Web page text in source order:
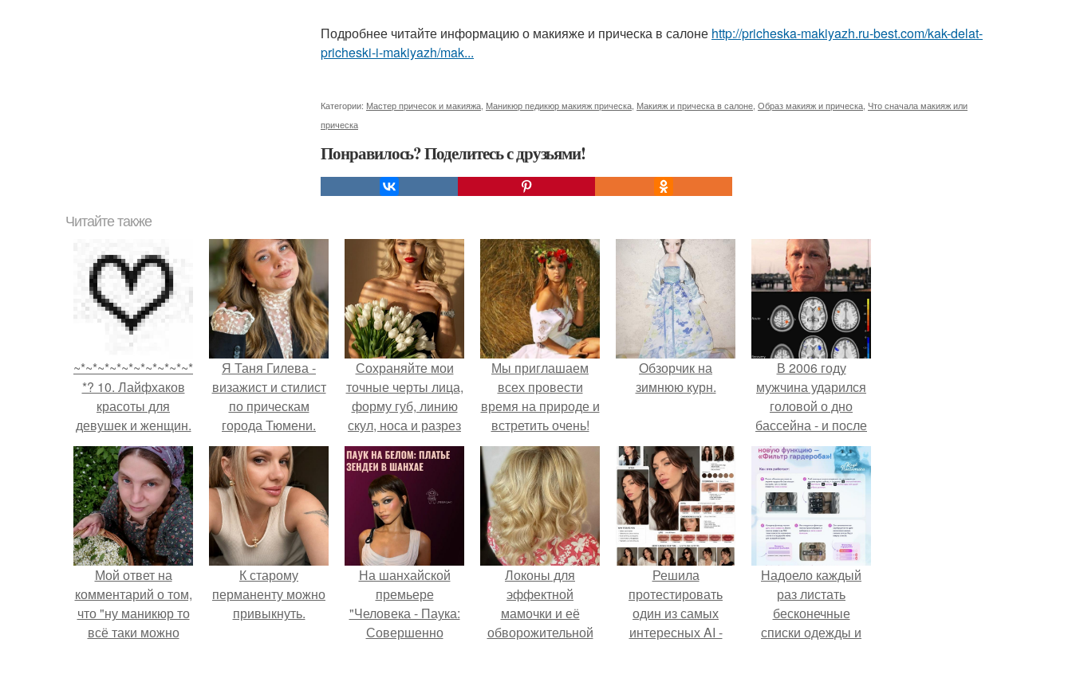
Подробнее читайте информацию о макияже и прическа в салоне http://pricheska-makiyazh.ru-best.com/kak-delat-
pricheski-i-makiyazh/mak...
Категории: Мастер причесок и макияжа Маникюр педикюр макияж прическа Макияж и прическа в салоне Образ макияж и прическа Что сначала макияж или
прическа
Понравилось? Поделитесь с друзьями!
Читайте также
~*~*~*~*~*~*~*~*~*~*.
*? 10. Лайфхаков
красоты для
девушек и женщин.
Я Таня Гилева -
визажист и стилист
по прическам
города Тюмени.
Сохраняйте мои
точные черты лица,
форму губ, линию
скул, носа и разрез
глаз.
Мы приглашаем
всех провести
время на природе и
встретить очень!
Обзорчик на
зимнюю курн.
В 2006 году
мужчина ударился
головой о дно
бассейна - и после
этого его жизнь
изменилась самым
странным образом.
Мой ответ на
комментарий о том,
что "ну маникюр то
всё таки можно
К старому
перманенту можно
привыкнуть.
На шанхайской
премьере
"Человека - Паука:
Совершенно
Локоны для
эффектной
мамочки и её
обворожительной
Решила
протестировать
один из самых
интересных AI -
Надоело каждый
раз листать
бесконечные
списки одежды и